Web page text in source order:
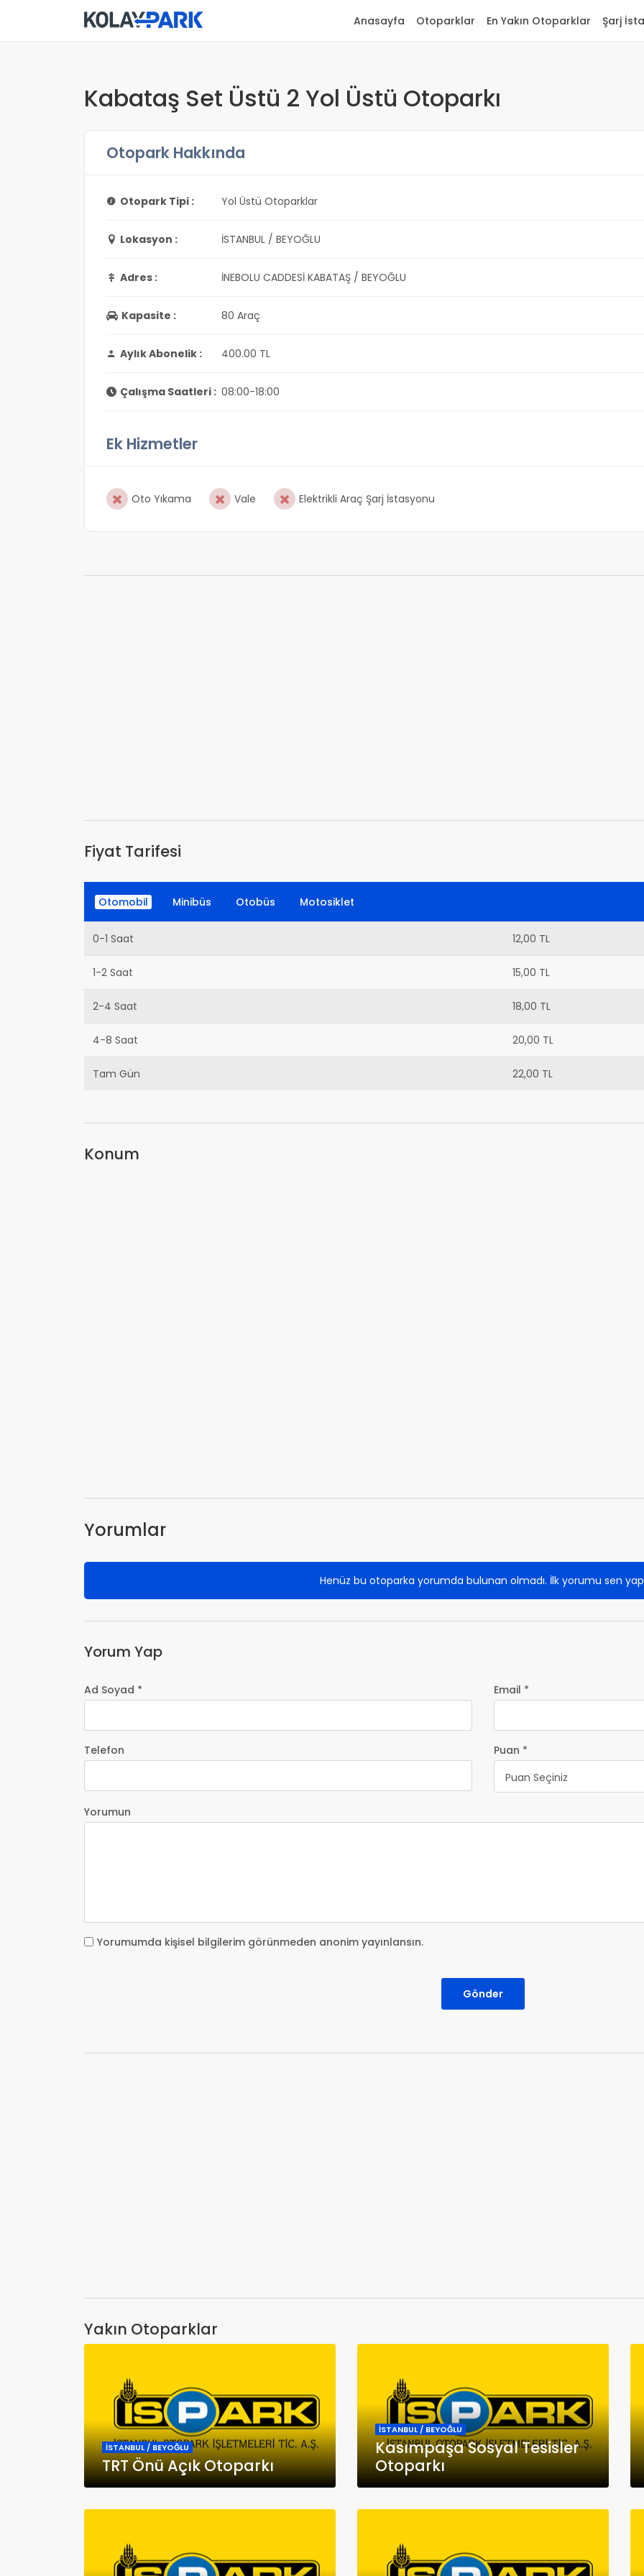
Anasayfa Otoparklar En Yakın Otoparklar Şarj
Kabataş Set Üstü 2 Yol Üstü Otoparkı
Otopark Hakkında
Otopark Tipi : Yol Üstü Otoparklar
Lokasyon : İSTANBUL / BEYOĞLU
Adres : İNEBOLU CADDESİ KABATAŞ / BEYOĞLU
Kapasite : 80 Araç
Aylık Abonelik : 400.00 TL
Çalışma Saatleri : 08:00-18:00
Ek Hizmetler
Oto Yıkama Vale Elektrikli Araç Şarj İstasyonu
Fiyat Tarifesi
Otomobil Minibüs Otobüs Motosiklet
0-1 Saat 12,00 TL
1-2 Saat 15,00 TL
2-4 Saat 18,00 TL
4-8 Saat 20,00 TL
Tam Gün 22,00 TL
Konum
Yorumlar
Henüz bu otoparka yorumda bulunan olmadı. İlk yorumu sen
Yorum Yap
Ad Soyad * Email *
Telefon
Puan *
Puan Seçiniz
Yorumun
Yorumumda kişisel bilgilerim görünmeden anonim yayınlansın.
Gönder
Yakın Otoparklar
İSTANBUL / BEYOĞLU
TRT Önü Açık Otoparkı
İSTANBUL / BEYOĞLU
Kasımpaşa Sosyal Tesisler
Otoparkı